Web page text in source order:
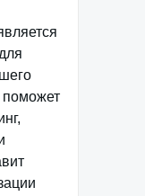
поможет